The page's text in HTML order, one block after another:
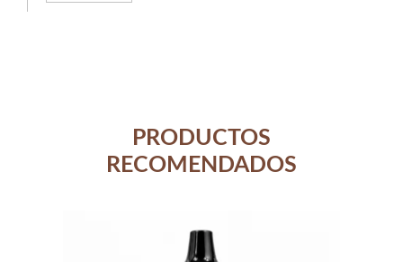
PRODUCTOS
RECOMENDADOS